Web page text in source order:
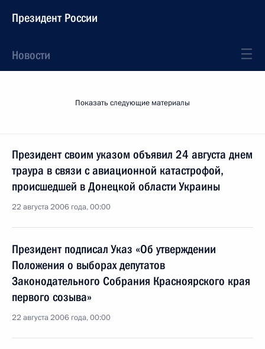
Президент России
Новости
Показать следующие материалы
Президент своим указом объявил 24 августа днем
траура в связи с авиационной катастрофой,
происшедшей в Донецкой области Украины
22 августа 2006 года, 00:00
Президент подписал Указ «Об утверждении
Положения о выборах депутатов
Законодательного Собрания Красноярского края
первого созыва»
22 августа 2006 года, 00:00